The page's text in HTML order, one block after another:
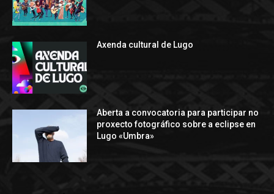
Axenda cultural de Lugo
Aberta a convocatoria para participar no
proxecto fotográfico sobre a eclipse en
Lugo «Umbra»